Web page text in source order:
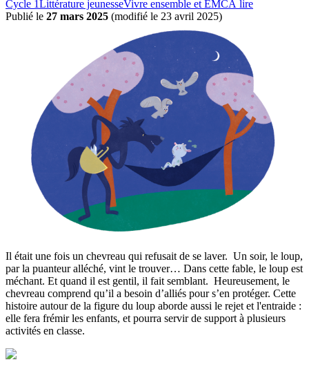
Cycle 1Littérature jeunesseVivre ensemble et EMCÀ lire
Publié le 27 mars 2025 (modifié le 23 avril 2025)
Il était une fois un chevreau qui refusait de se laver. Un soir, le loup,
par la puanteur alléché, vint le trouver… Dans cette fable, le loup est
méchant. Et quand il est gentil, il fait semblant. Heureusement, le
chevreau comprend qu’il a besoin d’alliés pour s’en protéger. Cette
histoire autour de la figure du loup aborde aussi le rejet et l'entraide :
elle fera frémir les enfants, et pourra servir de support à plusieurs
activités en classe.